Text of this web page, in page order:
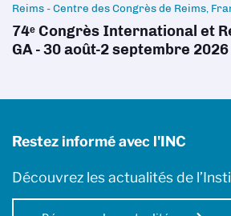
Reims - Centre des Congrès de Reims,
74ᵉ Congrès International et
GA - 30 août-2 septembre 2026
Restez informé avec l'INC
Découvrez les actualités de